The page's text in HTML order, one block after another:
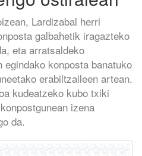
Lardizabal herri
galbahetik iragazteko
eta arratsaldeko
konposta banatuko
erabiltzaileen artean.
kudeatzeko kubo txiki
izena
da.